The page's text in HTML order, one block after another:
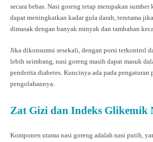
secara bebas. Nasi goreng tetap merupakan
dapat meningkatkan kadar gula darah, terutama
dimasak dengan banyak minyak dan tambahan
Jika dikonsumsi sesekali, dengan porsi terkontrol
lebih seimbang, nasi goreng masih dapat masuk
penderita diabetes. Kuncinya ada pada pengaturan
pengolahannya.
Zat Gizi dan Indeks Glikemik
Komponen utama nasi goreng adalah nasi putih,